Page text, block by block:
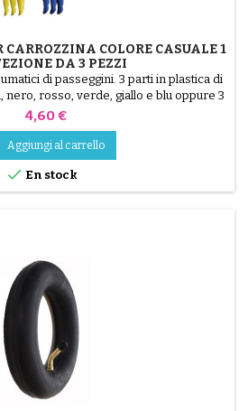
CARROZZINA COLORE CASUALE 1
DA 3 PEZZI
di passeggini. 3 parti in plastica di
nero, rosso, verde, giallo e blu oppure 3
Il montaggio del pneumatico avviene a
Prezzo
4,60 €
Aggiungi al carrello
 En stock